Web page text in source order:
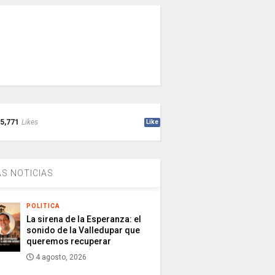
5,771 Likes Like
NOTICIAS
POLITICA
La sirena de la Esperanza: el
sonido de la Valledupar que
queremos recuperar
4 agosto, 2026